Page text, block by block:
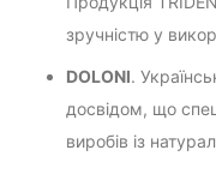
зручністю у
DOLONI.
досвідом, що
виробів із